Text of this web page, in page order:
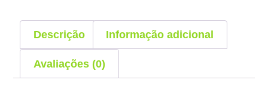
Descrição Informação adicional
Avaliações (0)